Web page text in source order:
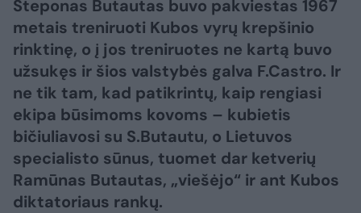
Steponas Butautas buvo pakviestas 1967
metais treniruoti Kubos vyrų krepšinio
rinktinę, o į jos treniruotes ne kartą buvo
užsukęs ir šios valstybės galva F.Castro. Ir
ne tik tam, kad patikrintų, kaip rengiasi
ekipa būsimoms kovoms – kubietis
bičiuliavosi su S.Butautu, o Lietuvos
specialisto sūnus, tuomet dar ketverių
Ramūnas Butautas, „viešėjo“ ir ant Kubos
diktatoriaus rankų.